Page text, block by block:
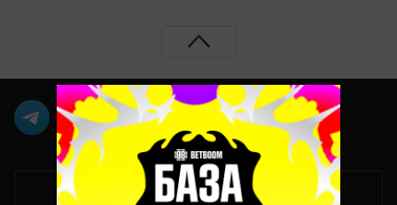
Мобильная версия